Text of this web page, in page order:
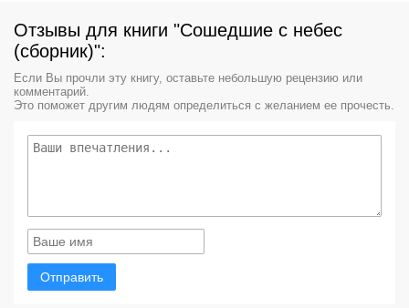
Отзывы для книги "Сошедшие с небес
(сборник)":
Если Вы прочли эту книгу, оставьте небольшую рецензию или
комментарий.
Это поможет другим людям определиться с желанием ее прочесть.
Отправить